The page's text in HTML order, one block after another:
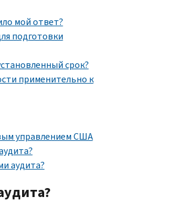
мой ответ?
подготовки
срок?
применительно к
управлением США
аудита?